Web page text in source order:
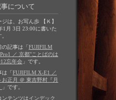
について
ジは、お写ん歩 【Ｋ】
1月 3日 23:00に書いた
の記事は「FUJIFILM
／ 京都"ことばのは
忘年会 」です。
は「FUJIFILM X-E1 ／
お正月 ＠ 東吉野村『月
」です。
ンテンツはインデック